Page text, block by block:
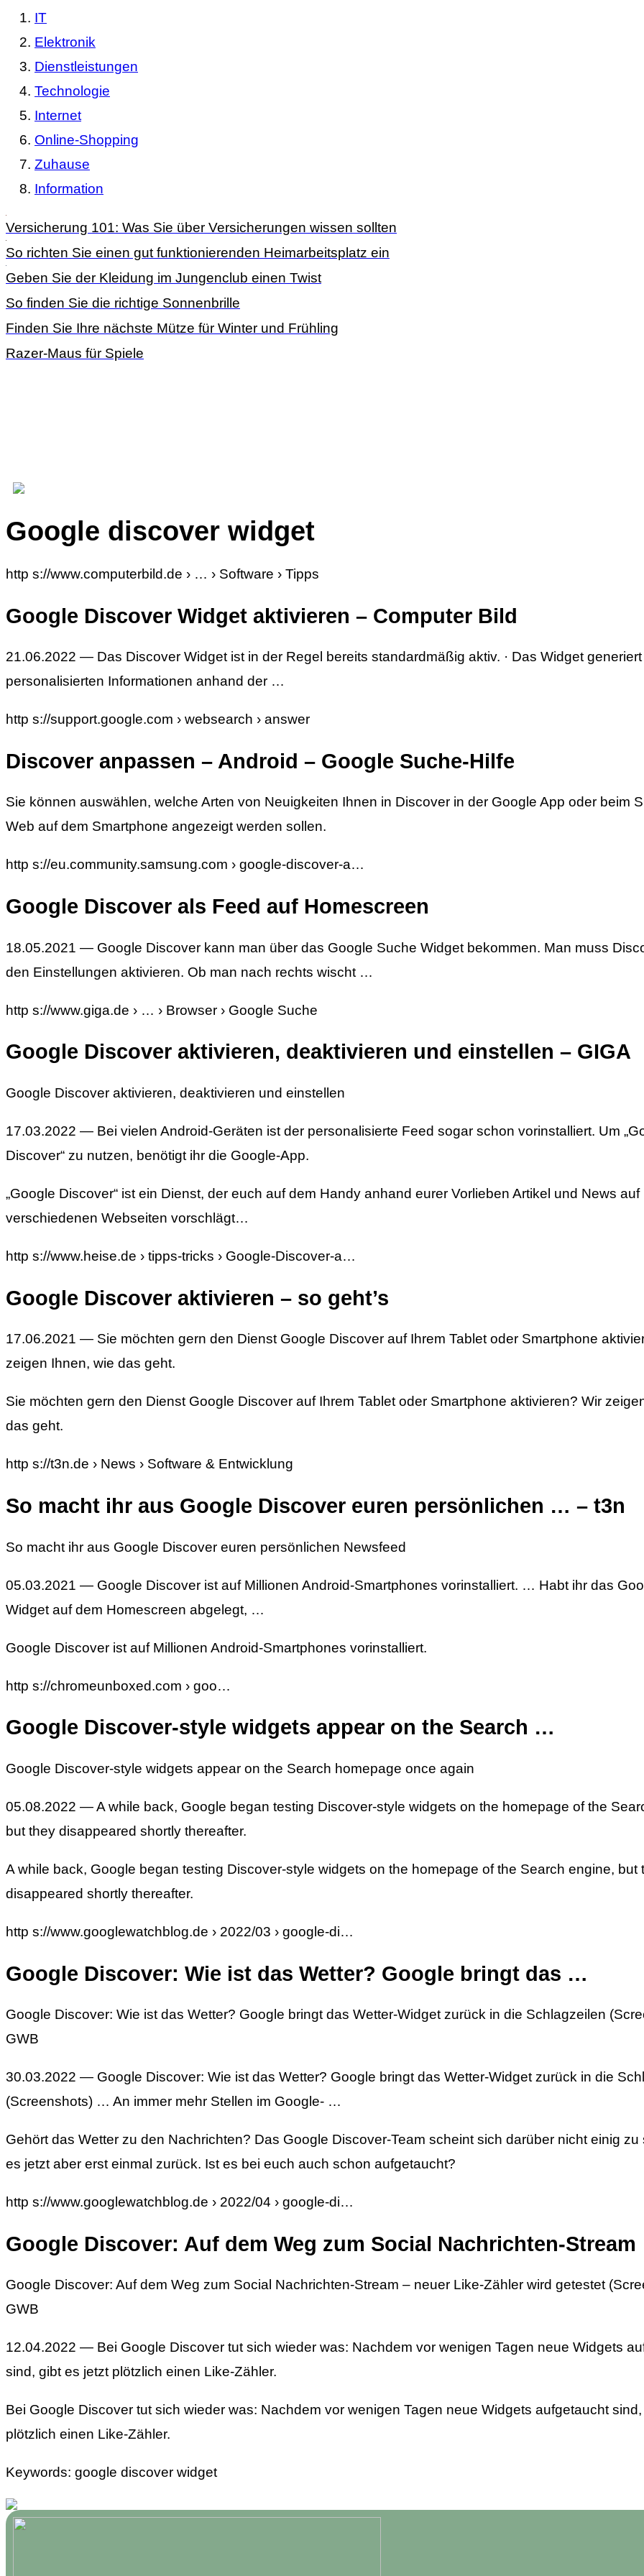
IT
Elektronik
Dienstleistungen
Technologie
Internet
Online-Shopping
Zuhause
Information
Versicherung 101: Was Sie über Versicherungen wissen sollten
So richten Sie einen gut funktionierenden Heimarbeitsplatz ein
Geben Sie der Kleidung im Jungenclub einen Twist
So finden Sie die richtige Sonnenbrille
Finden Sie Ihre nächste Mütze für Winter und Frühling
Razer-Maus für Spiele
Google discover widget
http s://www.computerbild.de › … › Software › Tipps
Google Discover Widget aktivieren – Computer Bild
21.06.2022 — Das Discover Widget ist in der Regel bereits standardmäßig aktiv. · Das Widget generiert
personalisierten Informationen anhand der …
http s://support.google.com › websearch › answer
Discover anpassen – Android – Google Suche-Hilfe
Sie können auswählen, welche Arten von Neuigkeiten Ihnen in Discover in der Google App oder beim
Web auf dem Smartphone angezeigt werden sollen.
http s://eu.community.samsung.com › google-discover-a…
Google Discover als Feed auf Homescreen
18.05.2021 — Google Discover kann man über das Google Suche Widget bekommen. Man muss
den Einstellungen aktivieren. Ob man nach rechts wischt …
http s://www.giga.de › … › Browser › Google Suche
Google Discover aktivieren, deaktivieren und einstellen – GIGA
Google Discover aktivieren, deaktivieren und einstellen
17.03.2022 — Bei vielen Android-Geräten ist der personalisierte Feed sogar schon vorinstalliert. Um
Discover“ zu nutzen, benötigt ihr die Google-App.
„Google Discover“ ist ein Dienst, der euch auf dem Handy anhand eurer Vorlieben Artikel und News auf
verschiedenen Webseiten vorschlägt…
http s://www.heise.de › tipps-tricks › Google-Discover-a…
Google Discover aktivieren – so geht’s
17.06.2021 — Sie möchten gern den Dienst Google Discover auf Ihrem Tablet oder Smartphone
zeigen Ihnen, wie das geht.
Sie möchten gern den Dienst Google Discover auf Ihrem Tablet oder Smartphone aktivieren? Wir
das geht.
http s://t3n.de › News › Software & Entwicklung
So macht ihr aus Google Discover euren persönlichen … – t3n
So macht ihr aus Google Discover euren persönlichen Newsfeed
05.03.2021 — Google Discover ist auf Millionen Android-Smartphones vorinstalliert. … Habt ihr das
Widget auf dem Homescreen abgelegt, …
Google Discover ist auf Millionen Android-Smartphones vorinstalliert.
http s://chromeunboxed.com › goo…
Google Discover-style widgets appear on the Search …
Google Discover-style widgets appear on the Search homepage once again
05.08.2022 — A while back, Google began testing Discover-style widgets on the homepage of the
but they disappeared shortly thereafter.
A while back, Google began testing Discover-style widgets on the homepage of the Search engine, but
disappeared shortly thereafter.
http s://www.googlewatchblog.de › 2022/03 › google-di…
Google Discover: Wie ist das Wetter? Google bringt das …
Google Discover: Wie ist das Wetter? Google bringt das Wetter-Widget zurück in die Schlagzeilen
GWB
30.03.2022 — Google Discover: Wie ist das Wetter? Google bringt das Wetter-Widget zurück in die
(Screenshots) … An immer mehr Stellen im Google- …
Gehört das Wetter zu den Nachrichten? Das Google Discover-Team scheint sich darüber nicht einig zu
es jetzt aber erst einmal zurück. Ist es bei euch auch schon aufgetaucht?
http s://www.googlewatchblog.de › 2022/04 › google-di…
Google Discover: Auf dem Weg zum Social Nachrichten-Stream
Google Discover: Auf dem Weg zum Social Nachrichten-Stream – neuer Like-Zähler wird getestet
GWB
12.04.2022 — Bei Google Discover tut sich wieder was: Nachdem vor wenigen Tagen neue Widgets
sind, gibt es jetzt plötzlich einen Like-Zähler.
Bei Google Discover tut sich wieder was: Nachdem vor wenigen Tagen neue Widgets aufgetaucht
plötzlich einen Like-Zähler.
Keywords: google discover widget